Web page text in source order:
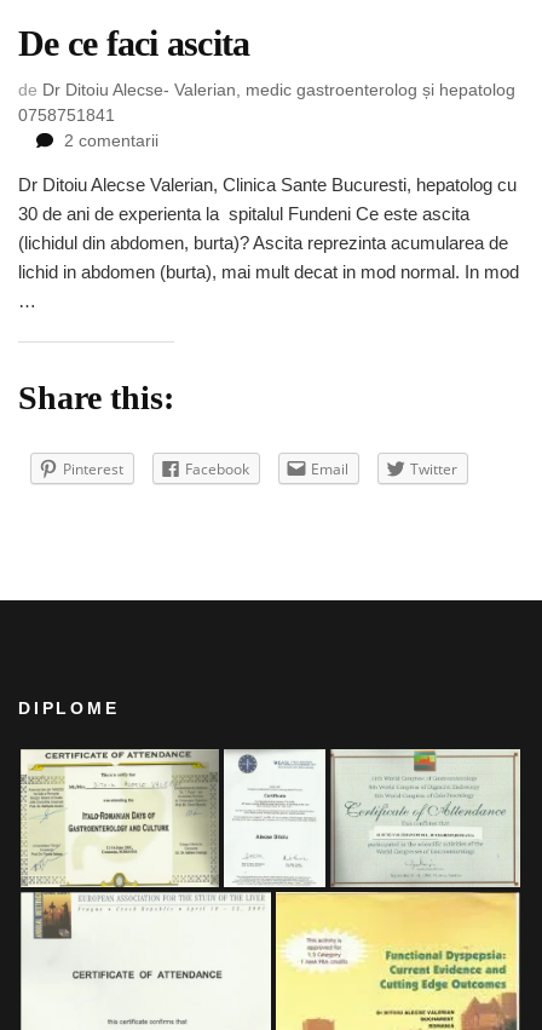
De ce faci ascita
de Dr Ditoiu Alecse- Valerian, medic gastroenterolog și hepatolog
0758751841
2 comentariila
ce
faci
ascita
Dr Ditoiu Alecse Valerian, Clinica Sante Bucuresti, hepatolog cu
30 de ani de experienta la spitalul Fundeni Ce este ascita
(lichidul din abdomen, burta)? Ascita reprezinta acumularea de
lichid in abdomen (burta), mai mult decat in mod normal. In mod
…
Share this:
Pinterest Facebook Email Twitter
DIPLOME